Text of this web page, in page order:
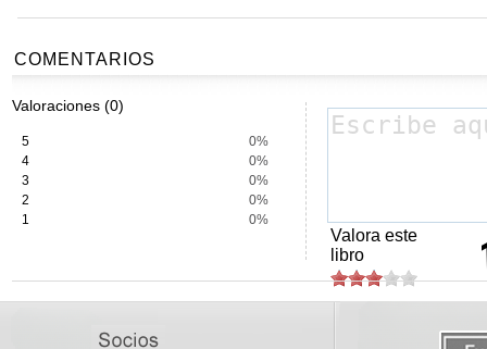
COMENTARIOS
Valoraciones (0)
5
0%
4
0%
3
0%
2
0%
1
0%
Valora este
libro